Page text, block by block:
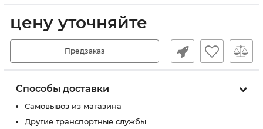
цену уточняйте
Предзаказ
Способы доставки
Самовывоз из магазина
Другие транспортные службы